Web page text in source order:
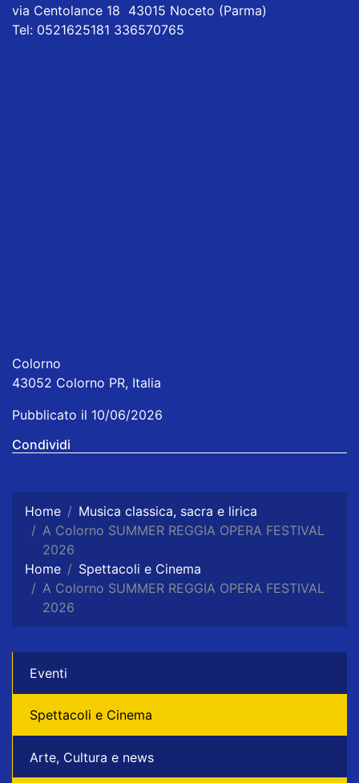
via Centolance 18 43015 Noceto (Parma)
Tel: 0521625181 336570765
Colorno
43052 Colorno PR, Italia
Pubblicato il 10/06/2026
Condividi
Home
Musica classica, sacra e lirica
A Colorno SUMMER REGGIA OPERA FESTIVAL
2026
Home
Spettacoli e Cinema
A Colorno SUMMER REGGIA OPERA FESTIVAL
2026
Eventi
Spettacoli e Cinema
Arte, Cultura e news